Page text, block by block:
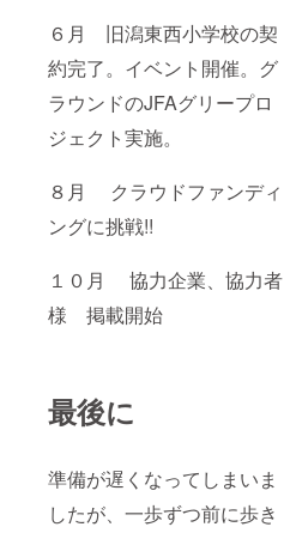
６月 旧潟東西小学校の契
約完了。イベント開催。グ
ラウンドのJFAグリープロ
ジェクト実施。
８月 クラウドファンディ
ングに挑戦!!
１０月 協力企業、協力者
様 掲載開始
最後に
準備が遅くなってしまいま
したが、一歩ずつ前に歩き